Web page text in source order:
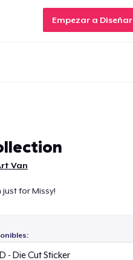
Empezar a Diseñar
Van
for Missy!